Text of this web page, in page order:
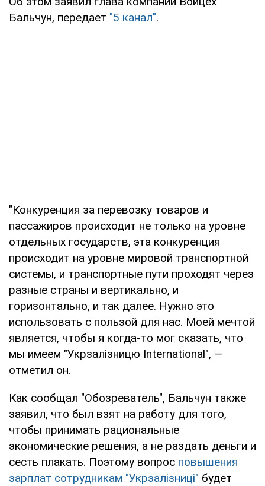
Бальчун, передает "5 канал".
"Конкуренция за перевозку товаров и
пассажиров происходит не только на уровне
отдельных государств, эта конкуренция
происходит на уровне мировой транспортной
системы, и транспортные пути проходят через
разные страны и вертикально, и
горизонтально, и так далее. Нужно это
использовать с пользой для нас. Моей мечтой
является, чтобы я когда-то мог сказать, что
мы имеем "Укрзалізницю International", —
отметил он.
Как сообщал "Обозреватель", Бальчун также
заявил, что был взят на работу для того,
чтобы принимать рациональные
экономические решения, а не раздать деньги и
сесть плакать. Поэтому вопрос повышения
зарплат сотрудникам "Укрзалізниці" будет